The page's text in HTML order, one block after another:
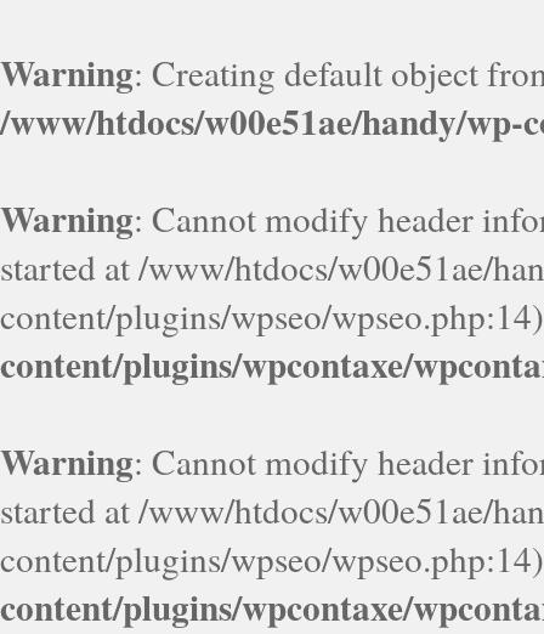
Warning: Creating default object
/www/htdocs/w00e51ae/handy/wp-
Warning: Cannot modify header
started at /www/htdocs/w00e51ae/
content/plugins/wpseo/
content/plugins/wpcontaxe/
Warning: Cannot modify header
started at /www/htdocs/w00e51ae/
content/plugins/wpseo/
content/plugins/wpcontaxe/